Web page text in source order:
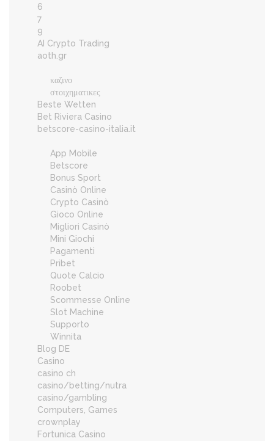
6
7
9
AI Crypto Trading
aoth.gr
καζινο
στοιχηματικες
Beste Wetten
Bet Riviera Casino
betscore-casino-italia.it
App Mobile
Betscore
Bonus Sport
Casinò Online
Crypto Casinò
Gioco Online
Migliori Casinò
Mini Giochi
Pagamenti
Pribet
Quote Calcio
Roobet
Scommesse Online
Slot Machine
Supporto
Winnita
Blog DE
Casino
casino ch
casino/betting/nutra
casino/gambling
Computers, Games
crownplay
Fortunica Casino